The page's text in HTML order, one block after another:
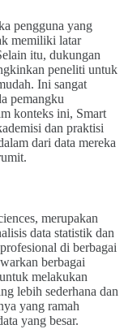
pengguna yang
memiliki latar
itu, dukungan
peneliti untuk
Ini sangat
pemangku
konteks ini, Smart
dan praktisi
dari data mereka
merupakan
data statistik dan
di berbagai
berbagai
melakukan
lebih sederhana dan
yang ramah
yang besar.